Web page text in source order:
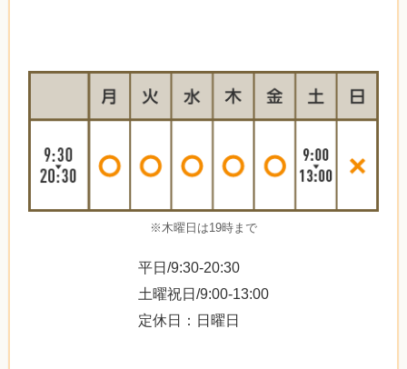
※木曜日は19時まで
平日/9:30-20:30
土曜祝日/9:00-13:00
定休日：日曜日